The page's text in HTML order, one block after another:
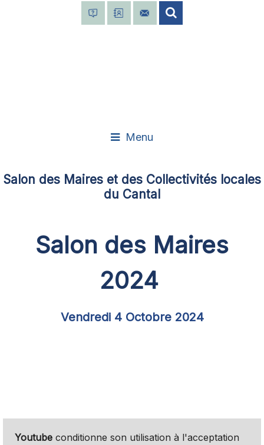
Menu
Salon des Maires et des Collectivités locales
du Cantal
Salon des Maires
2024
Vendredi 4 Octobre 2024
Youtube conditionne son utilisation à l'acceptation